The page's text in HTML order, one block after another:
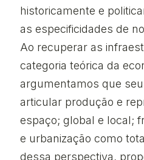
historicamente e
as especificidades de
Ao recuperar as
categoria teórica da
argumentamos que
articular produção e
espaço; global e local;
e urbanização como
dessa perspectiva,